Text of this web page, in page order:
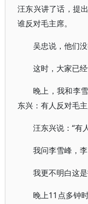
汪东兴讲了话，提
谁反对毛主席。
吴忠说，他们
这时，大家已经
晚上，我和李
东兴：有人反对毛主
汪东兴说：“有
我问李雪峰，
我更不明白这是
晚上11点多钟